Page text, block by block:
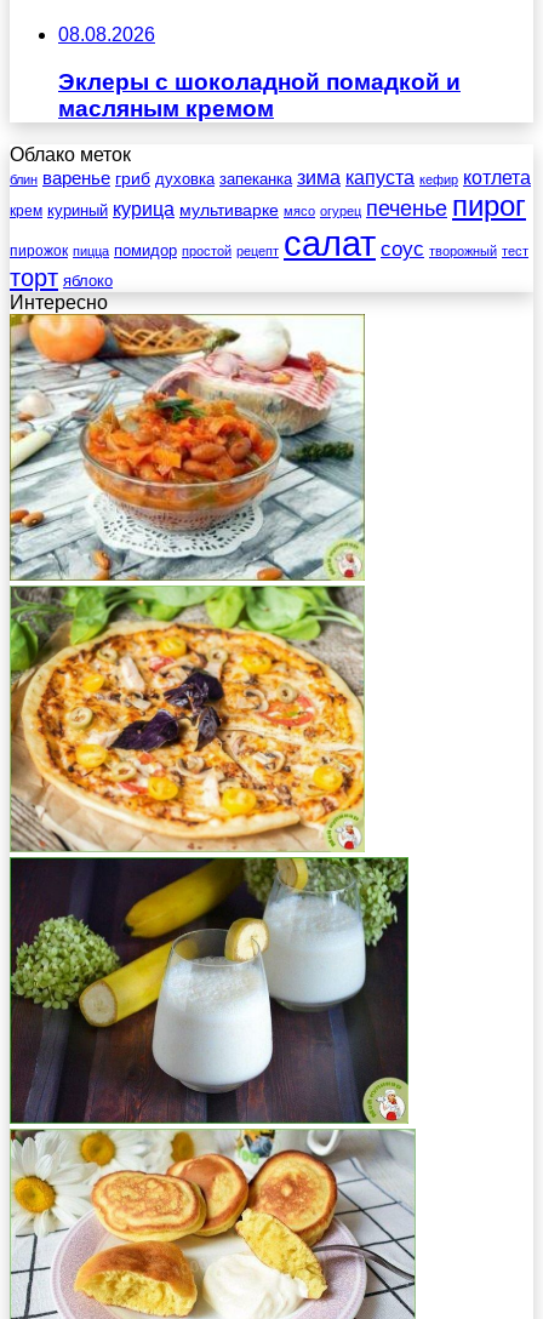
08.08.2026
Эклеры с шоколадной помадкой и
масляным кремом
Облако меток
блин варенье гриб духовка запеканка зима капуста кефир котлета
крем куриный курица мультиварке мясо огурец печенье пирог
пирожок пицца помидор простой рецепт салат соус творожный тест
торт яблоко
Интересно